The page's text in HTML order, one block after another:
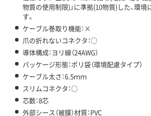
物質の使用制限)」に準拠(10物質)した、環
す。
ケーブル巻取り機能：×
爪の折れないコネクタ：○
導体構成：ヨリ線（24AWG）
パッケージ形態：ポリ袋（環境配慮タイプ）
ケーブル太さ：6.5ｍｍ
スリムコネクタ：○
芯数：8芯
外部シース（被膜）材質：PVC